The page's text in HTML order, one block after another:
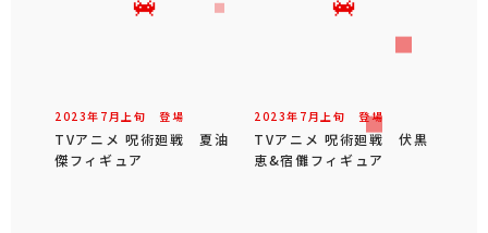
2023年 7 月 上旬 登場
TVアニメ 呪術廻戦 夏油
傑フィギュア
2023年 7 月 上旬 登場
TVアニメ 呪術廻戦 伏黒
恵&宿儺フィギュア